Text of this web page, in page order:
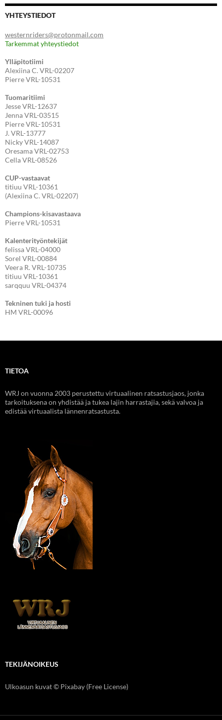
YHTEYSTIEDOT
westernriders@protonmail.com
Tarkemmat yhteystiedot
Ylläpitotiimi
Alexiina C. VRL-02207
Pierre VRL-10531
Tuomaritiimi
Jesse VRL-12637
Jenna VRL-03515
Pierre VRL-10531
J. VRL-13777
Nicky VRL-14087
Oresama VRL-02753
Cella VRL-08526
CUP-vastaavat
titiuu VRL-10361
(Alexiina C. VRL-02207)
Champions-kisavastaava
Pierre VRL-10531
Kalenterityöntekijät
felissa VRL-04000
Sorel VRL-00884
Veera R. VRL-10735
titiuu VRL-10361
sarqquu VRL-04374
Tekninen tuki ja hosti
HM VRL-00096
TIETOA
WRJ on vuonna 2003 perustettu virtuaalinen ratsastusjaos, jonka
tarkoituksena on yhdistää ja tukea lajin harrastajia, sekä valvoa ja
edistää virtuaalista lännenratsastusta.
TEKIJÄNOIKEUS
Ulkoasun kuvat © Pixabay (Free License)